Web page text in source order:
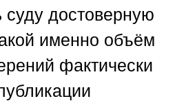
суду достоверную
именно объём
фактически